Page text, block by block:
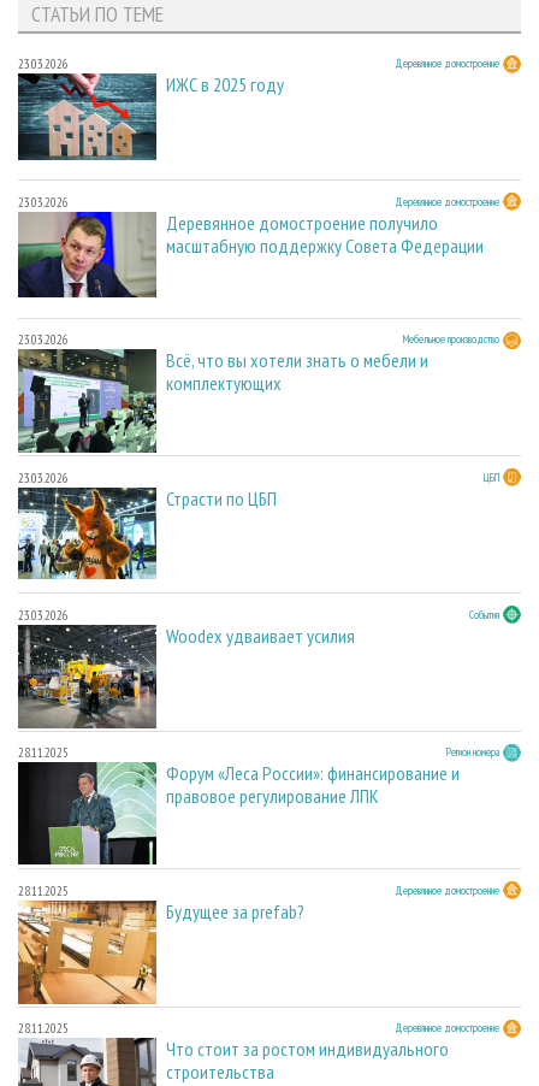
СТАТЬИ ПО ТЕМЕ
23.03.2026 Деревянное домостроение
ИЖС в 2025 году
23.03.2026 Деревянное домостроение
Деревянное домостроение получило
масштабную поддержку Совета Федерации
23.03.2026 Мебельное производство
Всё, что вы хотели знать о мебели и
комплектующих
23.03.2026 ЦБП
Страсти по ЦБП
23.03.2026 События
Woodex удваивает усилия
28.11.2025 Регион номера
Форум «Леса России»: финансирование и
правовое регулирование ЛПК
28.11.2025 Деревянное домостроение
Будущее за prefab?
28.11.2025 Деревянное домостроение
Что стоит за ростом индивидуального
строительства